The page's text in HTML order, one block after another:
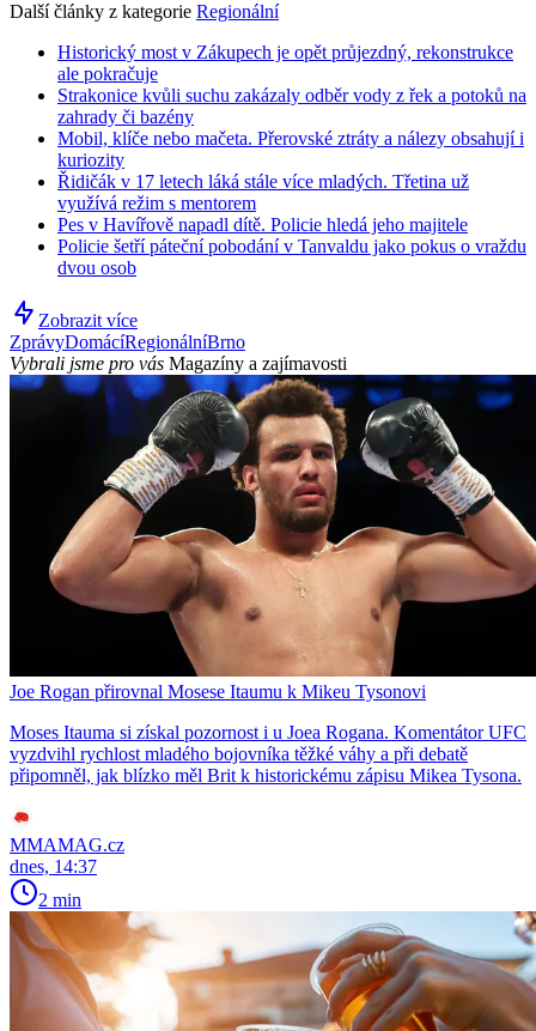
Další články z kategorie Regionální
Historický most v Zákupech je opět průjezdný, rekonstrukce
ale pokračuje
Strakonice kvůli suchu zakázaly odběr vody z řek a potoků na
zahrady či bazény
Mobil, klíče nebo mačeta. Přerovské ztráty a nálezy obsahují i
kuriozity
Řidičák v 17 letech láká stále více mladých. Třetina už
využívá režim s mentorem
Pes v Havířově napadl dítě. Policie hledá jeho majitele
Policie šetří páteční pobodání v Tanvaldu jako pokus o vraždu
dvou osob
Zobrazit více
ZprávyDomácíRegionálníBrno
Vybrali jsme pro vás Magazíny a zajímavosti
Joe Rogan přirovnal Mosese Itaumu k Mikeu Tysonovi
Moses Itauma si získal pozornost i u Joea Rogana. Komentátor UFC
vyzdvihl rychlost mladého bojovníka těžké váhy a při debatě
připomněl, jak blízko měl Brit k historickému zápisu Mikea Tysona.
MMAMAG.cz
dnes, 14:37
2 min